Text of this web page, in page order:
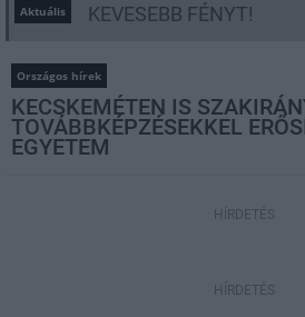
Aktuális KEVESEBB FÉNYT!
Országos hírek
KECSKEMÉTEN IS
TOVÁBBKÉPZÉSEKKEL
EGYETEM
HÍRDETÉS
HÍRDETÉS